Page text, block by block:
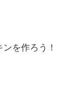
を作ろう！